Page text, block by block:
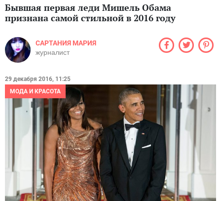
Бывшая первая леди Мишель Обама
признана самой стильной в 2016 году
САРТАНИЯ МАРИЯ
журналист
29 декабря 2016, 11:25
МОДА И КРАСОТА